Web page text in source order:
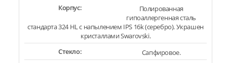
Корпус:
Полированная
гипоаллергенная сталь
стандарта 324 HL с напылением IPS 16k (серебро). Украшен
кристаллами Swarovski.
Стекло:
Сапфировое.